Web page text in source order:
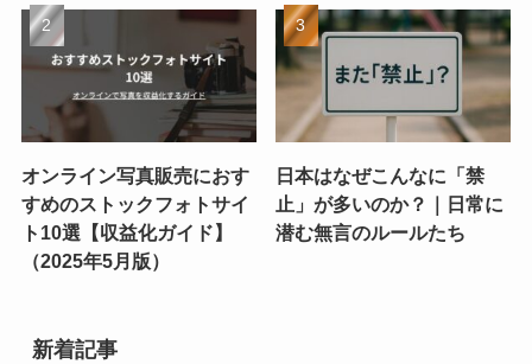
オンライン写真販売におす
すめのストックフォトサイ
ト10選【収益化ガイド】
（2025年5月版）
日本はなぜこんなに「禁
止」が多いのか？｜日常に
潜む無言のルールたち
新着記事